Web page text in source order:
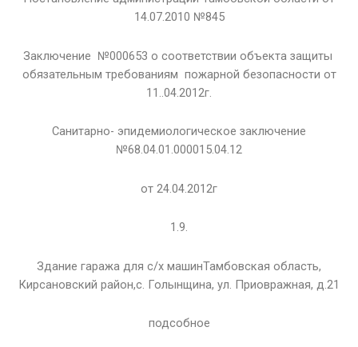
14.07.2010 №845
Заключение №000653 о соответствии объекта защиты
обязательным требованиям пожарной безопасности от
11..04.2012г.
Санитарно- эпидемиологическое заключение
№68.04.01.000015.04.12
от 24.04.2012г
1.9.
Здание гаража для с/х машинТамбовская область,
Кирсановский район,с. Голынщина, ул. Приовражная, д.21
подсобное